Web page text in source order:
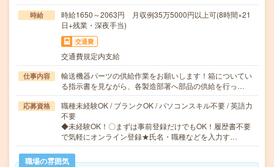
時給
時給1650～2063円 月収例35万5000円以上可(8時間×21
日+残業・深夜手当)
交通費
交通費規定内支給
仕事内容
輸送機器パーツの供給作業をお願いします！箱についてい
る指示書を見ながら、各製造部署へ部品の供給を行っ…
応募資格
職種未経験OK / ブランクOK / パソコンスキル不要 / 英語力
不要
◆未経験OK！〇まずは事前登録だけでもOK！履歴書不要
で気軽にオンライン登録★氏名・職種などを入力す…
職場の雰囲気